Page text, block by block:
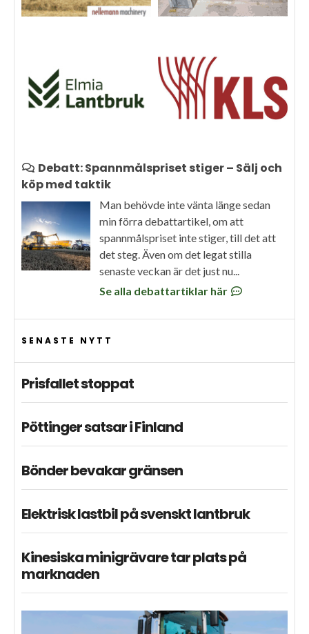
Debatt: Spannmålspriset stiger – Sälj och
köp med taktik
Man behövde inte vänta länge sedan
min förra debattartikel, om att
spannmålspriset inte stiger, till det att
det steg. Även om det legat stilla
senaste veckan är det just nu...
Se alla debattartiklar här
SENASTE NYTT
Prisfallet stoppat
Pöttinger satsar i Finland
Bönder bevakar gränsen
Elektrisk lastbil på svenskt lantbruk
Kinesiska minigrävare tar plats på
marknaden